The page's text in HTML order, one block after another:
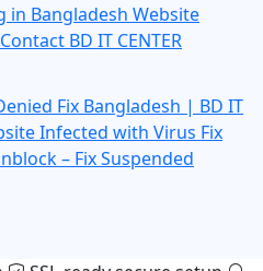
in Bangladesh Website
Contact BD IT CENTER
Fix Bangladesh | BD IT
Infected with Virus Fix
– Fix Suspended